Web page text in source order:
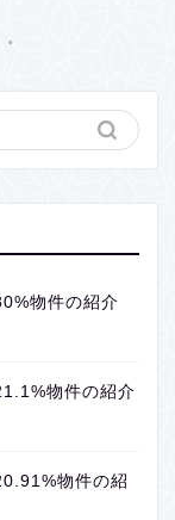
物件の紹介
物件の紹介
物件の紹